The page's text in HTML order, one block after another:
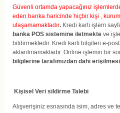
Güvenli ortamda yapacağınız
eden banka haricinde hiçbir kişi ,
ulaşamamaktadır. Kredi kartı işlem
banka POS sistemine iletmekte ve
bildirmektedir. Kredi kartı bilgileri e-
aktarılmamaktadır. Online işlemin bir
bilgilerine tarafımızdan dahi
Kişisel Veri sildirme Talebi
Alışverişiniz esnasında isim, adres ve